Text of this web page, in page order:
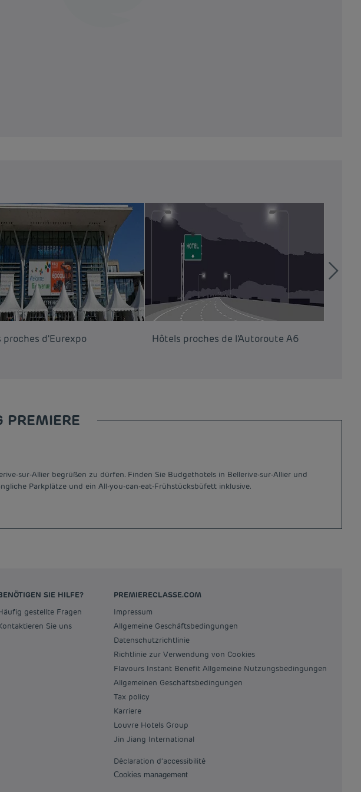
proches d'Eurexpo Hôtels proches de l'Autoroute A6
PREMIERE
sur-Allier begrüßen zu dürfen. Finden Sie Budgethotels in Bellerive-sur-Allier und
Parkplätze und ein All-you-can-eat-Frühstücksbüfett inklusive.
SIE HILFE?
Häufig gestellte Fragen
Kontaktieren Sie uns
PREMIERECLASSE.COM
Impressum
Allgemeine Geschäftsbedingungen
Datenschutzrichtlinie
Richtlinie zur Verwendung von Cookies
Flavours Instant Benefit Allgemeine Nutzungsbedingungen
Allgemeinen Geschäftsbedingungen
Tax policy
Karriere
Louvre Hotels Group
Jin Jiang International
Déclaration d'accessibilité
Cookies management